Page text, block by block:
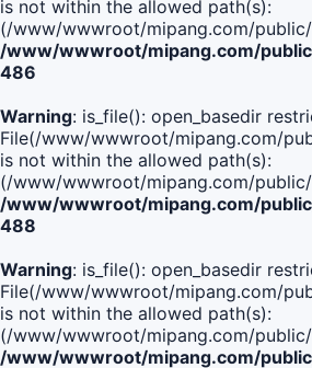
is not within the allowed path(s):
(/www/wwwroot/mipang.com/
/www/wwwroot/mipang.com/
486
Warning: is_file(): open_basedir
File(/www/wwwroot/mipang.com/
is not within the allowed path(s):
(/www/wwwroot/mipang.com/
/www/wwwroot/mipang.com/
488
Warning: is_file(): open_basedir
File(/www/wwwroot/mipang.com/
is not within the allowed path(s):
(/www/wwwroot/mipang.com/
/www/wwwroot/mipang.com/